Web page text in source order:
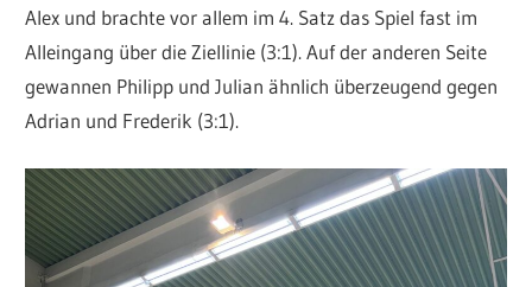
Alex und brachte vor allem im 4. Satz das Spiel fast im
Alleingang über die Ziellinie (3:1). Auf der anderen Seite
gewannen Philipp und Julian ähnlich überzeugend gegen
Adrian und Frederik (3:1).